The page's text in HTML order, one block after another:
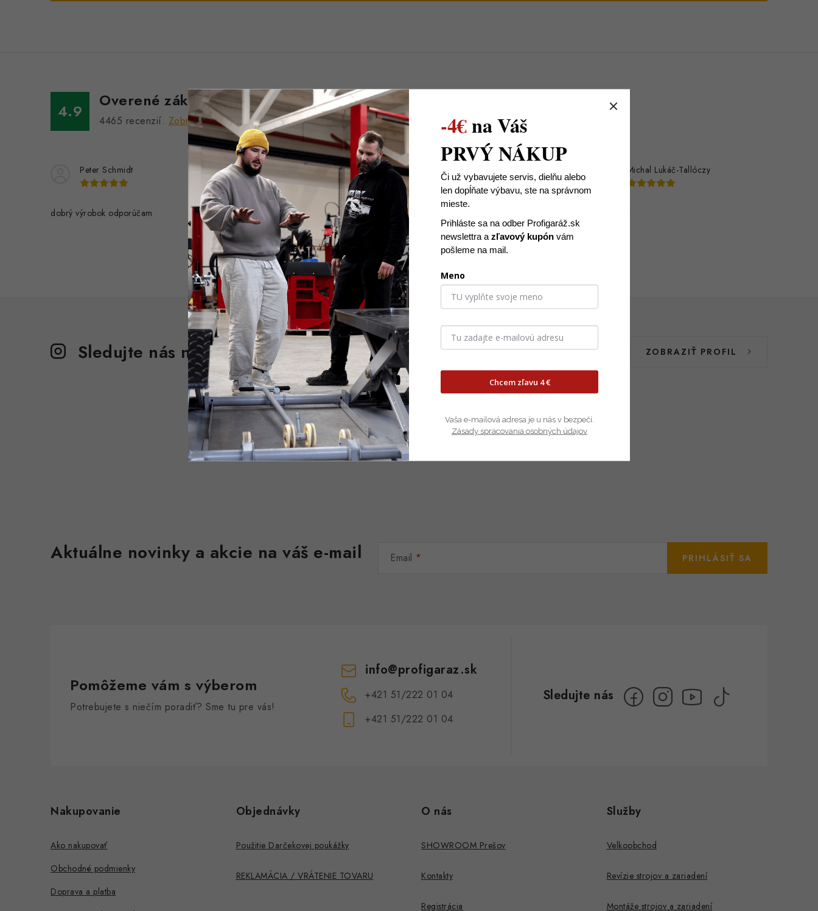
4.9
Overené zákazníkmi
4465 recenzií. Zobraziť všetky recenzie
Peter Schmidt
dobrý výrobok odporúčam
Jozef Vrazel
Kĺb je moc voľný, treba jednou rukou
pridržiavať na matke inak zoskoči dole,v
stiesnených priestoroch nepoužiteľné,inak sú
kľúče masívne a vypadajú kvalitne
Stanislav Mizigar Michal Lukáč-Tallóczy
Sledujte nás na Instagrame ZOBRAZIŤ PROFIL
Aktuálne novinky a akcie na váš e-mail Email PRIHLÁSIŤ SA
Pomôžeme vám s výberom
Potrebujete s niečím poradiť? Sme tu pre vás!
info@profigaraz.sk
+421 51/222 01 04
+421 51/222 01 04
Nakupovanie
Ako nakupovať
Obchodné podmienky
Doprava a platba
Objednávky
Použitie Darčekovej poukážky
REKLAMÁCIA / VRÁTENIE TOVARU
O nás
SHOWROOM Prešov
Kontakty
Registrácia
Služby
Velkoobchod
Revízie strojov a zariadení
Montáže strojov a zariadení
-4€na Váš
PRVÝ NÁKUP
Či už vybavujete servis, dielňu alebo
len dopĺňate výbavu, ste na správnom
mieste.
Prihláste sa na odber Profigaráž.sk
newslettra a zľavový kupón vám
pošleme na mail.
Meno
Chcem zľavu 4 €
Vaša e-mailová adresa je u nás v bezpečí.
Zásady spracovania osobných údajov